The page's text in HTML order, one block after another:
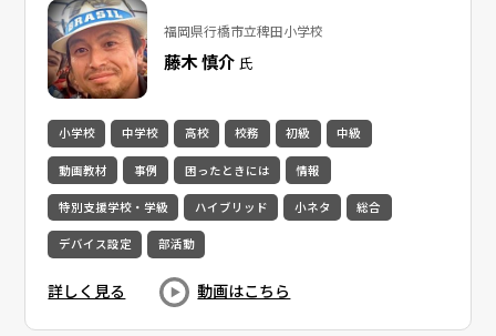
福岡県行橋市立稗田小学校
藤木 慎介 氏
小学校 中学校 高校 校務 初級 中級
動画教材 事例 困ったときには 情報
特別支援学校・学級 ハイブリッド 小ネタ 総合
デバイス設定 部活動
詳しく見る 動画はこちら